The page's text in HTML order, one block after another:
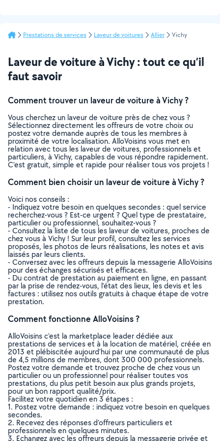
Prestations de services Laveur de voitures Allier Vichy
Laveur de voiture à Vichy : tout ce qu’il
faut savoir
Comment trouver un laveur de voiture à Vichy ?
Vous cherchez un laveur de voiture près de chez vous ?
Sélectionnez directement les offreurs de votre choix ou
postez votre demande auprès de tous les membres à
proximité de votre localisation. AlloVoisins vous met en
relation avec tous les laveur de voitures, professionnels et
particuliers, à Vichy, capables de vous répondre rapidement.
C’est gratuit, simple et rapide pour réaliser tous vos projets !
Comment bien choisir un laveur de voiture à Vichy ?
Voici nos conseils :
- Indiquez votre besoin en quelques secondes : quel service
recherchez-vous ? Est-ce urgent ? Quel type de prestataire,
particulier ou professionnel, souhaitez-vous ?
- Consultez la liste de tous les laveur de voitures, proches de
chez vous à Vichy ! Sur leur profil, consultez les services
proposés, les photos de leurs réalisations, les notes et avis
laissés par leurs clients.
- Conversez avec les offreurs depuis la messagerie AlloVoisins
pour des échanges sécurisés et efficaces.
- Du contrat de prestation au paiement en ligne, en passant
par la prise de rendez-vous, l’état des lieux, les devis et les
factures : utilisez nos outils gratuits à chaque étape de votre
prestation.
Comment fonctionne AlloVoisins ?
AlloVoisins c’est la marketplace leader dédiée aux
prestations de services et à la location de matériel, créée en
2013 et plébiscitée aujourd’hui par une communauté de plus
de 4,5 millions de membres, dont 300 000 professionnels.
Postez votre demande et trouvez proche de chez vous un
particulier ou un professionnel pour réaliser toutes vos
prestations, du plus petit besoin aux plus grands projets,
pour un bon rapport qualité/prix.
Facilitez votre quotidien en 3 étapes :
1. Postez votre demande : indiquez votre besoin en quelques
secondes.
2. Recevez des réponses d’offreurs particuliers et
professionnels en quelques minutes.
3. Echangez avec les offreurs depuis la messagerie privée et